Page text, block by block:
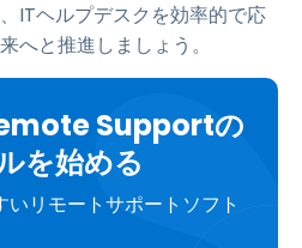
ITヘルプデスクを効率的で応
へと推進しましょう。
Supportの
を始める
リモートサポートソフト